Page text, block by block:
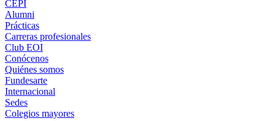
CEPI
Alumni
Prácticas
Carreras profesionales
Club EOI
Conócenos
Quiénes somos
Fundesarte
Internacional
Sedes
Colegios mayores